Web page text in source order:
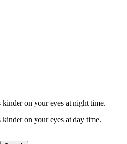
on your eyes at night time.
on your eyes at day time.